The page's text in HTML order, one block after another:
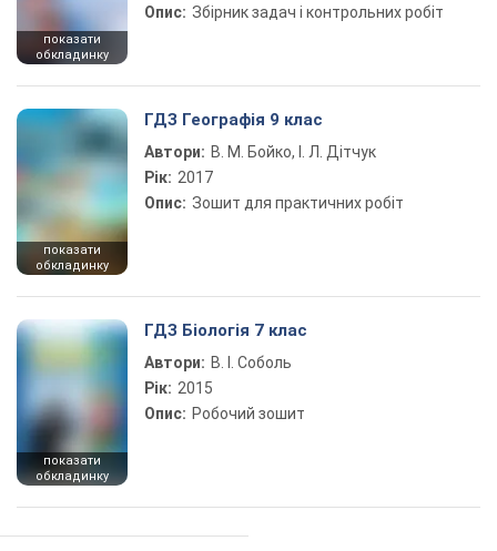
показати
обкладинку
Опис: Збірник задач і контрольних робіт
показати
обкладинку
ГДЗ Географія 9 клас
Автори: В. М. Бойко, І. Л. Дітчук
Рік: 2017
Опис: Зошит для практичних робіт
показати
обкладинку
ГДЗ Біологія 7 клас
Автори: В. І. Соболь
Рік: 2015
Опис: Робочий зошит